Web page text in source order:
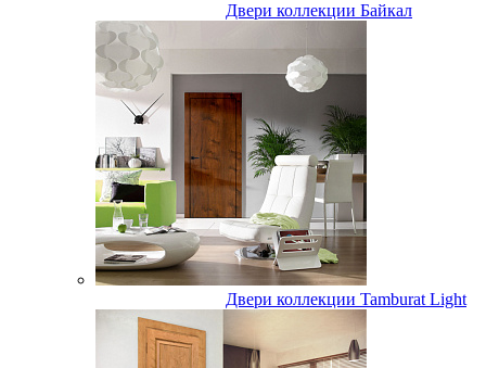
Двери коллекции Байкал
Двери коллекции Tamburat Light